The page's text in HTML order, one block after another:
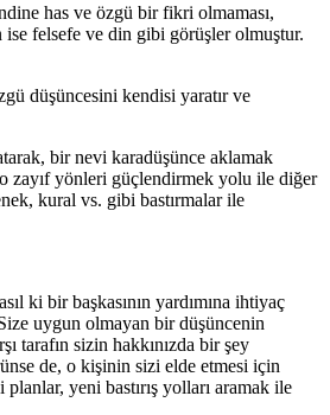
has ve özgü bir fikri olmaması,
ise felsefe ve din gibi görüşler olmuştur.
düşüncesini kendisi yaratır ve
bir nevi karadüşünce aklamak
zayıf yönleri güçlendirmek yolu ile diğer
kural vs. gibi bastırmalar ile
ki bir başkasının yardımına ihtiyaç
uygun olmayan bir düşüncenin
tarafın sizin hakkınızda bir şey
de, o kişinin sizi elde etmesi için
yeni bastırış yolları aramak ile